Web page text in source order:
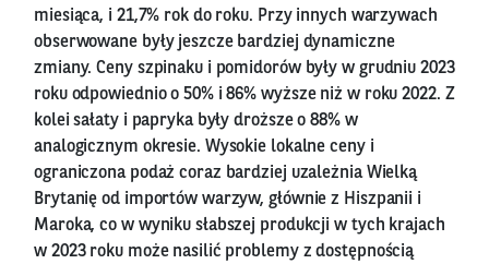
miesiąca, i 21,7% rok do roku. Przy innych warzywach
obserwowane były jeszcze bardziej dynamiczne
zmiany. Ceny szpinaku i pomidorów były w grudniu 2023
roku odpowiednio o 50% i 86% wyższe niż w roku 2022. Z
kolei sałaty i papryka były droższe o 88% w
analogicznym okresie. Wysokie lokalne ceny i
ograniczona podaż coraz bardziej uzależnia Wielką
Brytanię od importów warzyw, głównie z Hiszpanii i
Maroka, co w wyniku słabszej produkcji w tych krajach
w 2023 roku może nasilić problemy z dostępnością